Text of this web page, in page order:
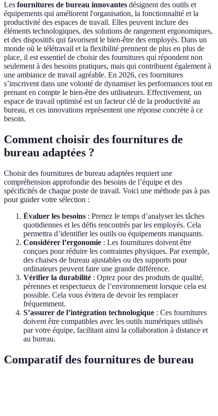
Les fournitures de bureau innovantes désignent des outils et
équipements qui améliorent l'organisation, la fonctionnalité et la
productivité des espaces de travail. Elles peuvent inclure des
éléments technologiques, des solutions de rangement ergonomiques,
et des dispositifs qui favorisent le bien-être des employés. Dans un
monde où le télétravail et la flexibilité prennent de plus en plus de
place, il est essentiel de choisir des fournitures qui répondent non
seulement à des besoins pratiques, mais qui contribuent également à
une ambiance de travail agréable. En 2026, ces fournitures
s’inscrivent dans une volonté de dynamiser les performances tout en
prenant en compte le bien-être des utilisateurs. Effectivement, un
espace de travail optimisé est un facteur clé de la productivité au
bureau, et ces innovations représentent une réponse concrète à ce
besoin.
Comment choisir des fournitures de
bureau adaptées ?
Choisir des fournitures de bureau adaptées requiert une
compréhension approfondie des besoins de l’équipe et des
spécificités de chaque poste de travail. Voici une méthode pas à pas
pour guider votre sélection :
Évaluer les besoins : Prenez le temps d’analyser les tâches
quotidiennes et les défis rencontrés par les employés. Cela
permettra d’identifier les outils ou équipements manquants.
Considérer l’ergonomie : Les fournitures doivent être
conçues pour réduire les contraintes physiques. Par exemple,
des chaises de bureau ajustables ou des supports pour
ordinateurs peuvent faire une grande différence.
Vérifier la durabilité : Optez pour des produits de qualité,
pérennes et respectueux de l’environnement lorsque cela est
possible. Cela vous évitera de devoir les remplacer
fréquemment.
S’assurer de l’intégration technologique : Ces fournitures
doivent être compatibles avec les outils numériques utilisés
par votre équipe, facilitant ainsi la collaboration à distance et
au bureau.
Comparatif des fournitures de bureau